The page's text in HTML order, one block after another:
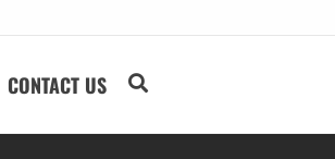
CONTACT US